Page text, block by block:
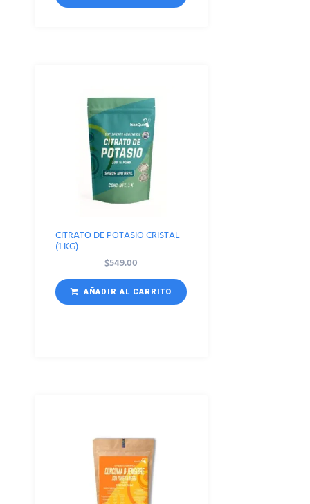
CITRATO DE POTASIO CRISTAL
(1 KG)
$549.00
AÑADIR AL CARRITO